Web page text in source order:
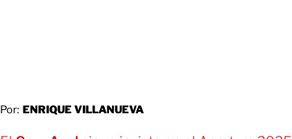
Por: ENRIQUE VILLANUEVA